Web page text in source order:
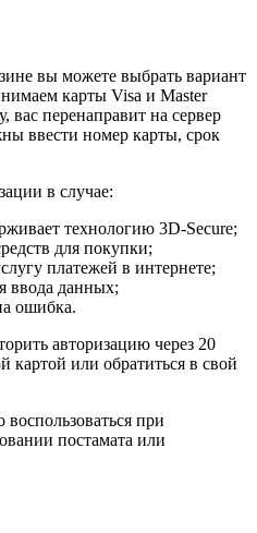
вы можете выбрать вариант
карты Visa и Master
вас перенаправит на сервер
ввести номер карты, срок
в случае:
технологию 3D-Secure;
для покупки;
платежей в интернете;
ввода данных;
ошибка.
авторизацию через 20
картой или обратиться в свой
при
постамата или